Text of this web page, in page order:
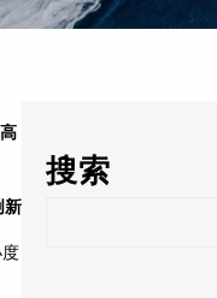
新
搜索